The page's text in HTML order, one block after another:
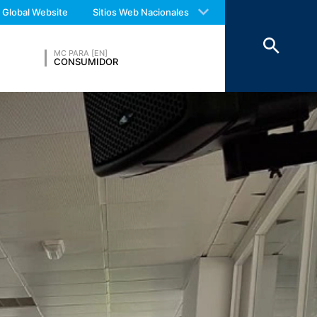
Global Website Sitios Web Nacionales
MC PARA [EN]
CONSUMIDOR
En el marco del formulario de
a sus consultas (art. 6,
La transmisión a terceros no tiene
a terceros países fuera del
Parkway, Mountain View, CA
su ordenador y que permiten
web se transmite generalmente a un
6, párrafo 1, (f) de la Ley de
para optimizar tanto su sitio
again should you find necessary.